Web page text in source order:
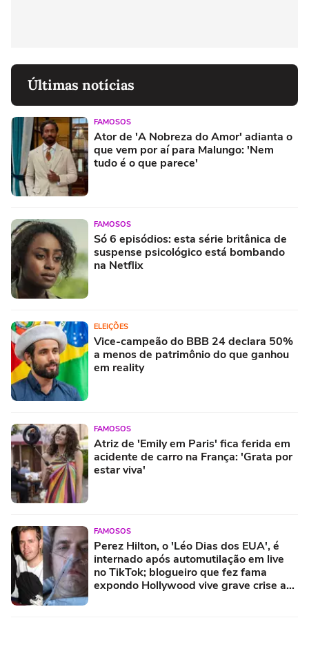
Últimas notícias
FAMOSOS
Ator de 'A Nobreza do Amor' adianta o
que vem por aí para Malungo: 'Nem
tudo é o que parece'
FAMOSOS
Só 6 episódios: esta série britânica de
suspense psicológico está bombando
na Netflix
ELEIÇÕES
Vice-campeão do BBB 24 declara 50%
a menos de patrimônio do que ganhou
em reality
FAMOSOS
Atriz de 'Emily em Paris' fica ferida em
acidente de carro na França: 'Grata por
estar viva'
FAMOSOS
Perez Hilton, o 'Léo Dias dos EUA', é
internado após automutilação em live
no TikTok; blogueiro que fez fama
expondo Hollywood vive grave crise aos